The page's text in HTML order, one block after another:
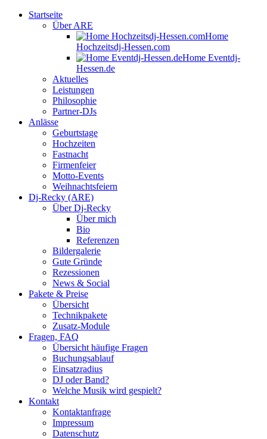
Startseite
Über ARE
Home
Hochzeitsdj-Hessen.com
Home Eventdj-
Hessen.de
Aktuelles
Leistungen
Philosophie
Partner-DJs
Anlässe
Geburtstage
Hochzeiten
Fastnacht
Firmenfeier
Motto-Events
Weihnachtsfeiern
Dj-Recky (ARE)
Über Dj-Recky
Über mich
Bio
Referenzen
Bildergalerie
Gute Gründe
Rezessionen
News & Social
Pakete & Preise
Übersicht
Technikpakete
Zusatz-Module
Fragen, FAQ
Übersicht häufige Fragen
Buchungsablauf
Einsatzradius
DJ oder Band?
Welche Musik wird gespielt?
Kontakt
Kontaktanfrage
Impressum
Datenschutz